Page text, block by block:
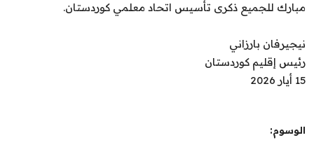
مبارك للجميع ذكرى تأسيس اتحاد معلمي كوردستان.
نيجيرفان بارزاني
رئيس إقليم كوردستان
15 أيار 2026
الوسوم: